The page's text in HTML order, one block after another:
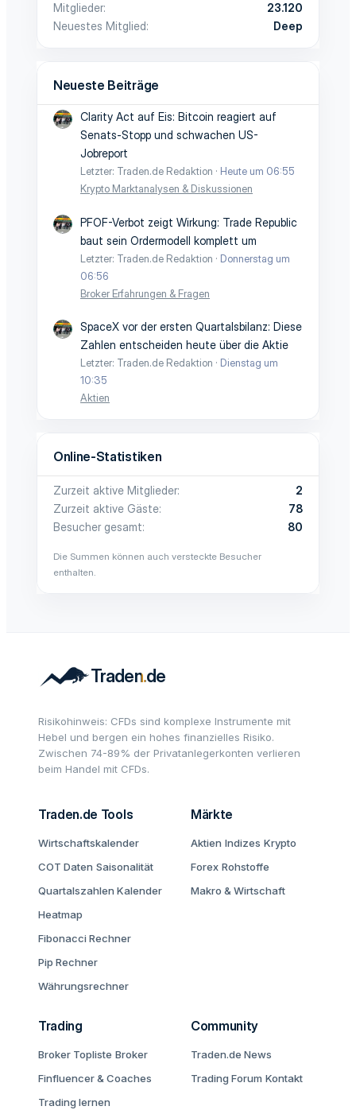
Mitglieder
23.120
Neuestes Mitglied
Deep
Neueste Beiträge
Clarity Act auf Eis: Bitcoin reagiert auf
Senats-Stopp und schwachen US-
Jobreport
Letzter: Traden.de Redaktion
Heute um 06:55
Krypto Marktanalysen & Diskussionen
PFOF-Verbot zeigt Wirkung: Trade Republic
baut sein Ordermodell komplett um
Letzter: Traden.de Redaktion
Donnerstag um
06:56
Broker Erfahrungen & Fragen
SpaceX vor der ersten Quartalsbilanz: Diese
Zahlen entscheiden heute über die Aktie
Letzter: Traden.de Redaktion
Dienstag um
10:35
Aktien
Online-Statistiken
Zurzeit aktive Mitglieder
2
Zurzeit aktive Gäste
78
Besucher gesamt
80
Die Summen können auch versteckte Besucher
enthalten.
Risikohinweis: CFDs sind komplexe Instrumente mit
Hebel und bergen ein hohes finanzielles Risiko.
Zwischen 74-89% der Privatanlegerkonten verlieren
beim Handel mit CFDs.
Traden.de Tools
Wirtschaftskalender
COT Daten Saisonalität
Quartalszahlen Kalender
Heatmap
Fibonacci Rechner
Pip Rechner
Währungsrechner
Märkte
Aktien Indizes Krypto
Forex Rohstoffe
Makro & Wirtschaft
Trading
Broker Topliste Broker
Finfluencer & Coaches
Trading lernen
Community
Traden.de News
Trading Forum Kontakt